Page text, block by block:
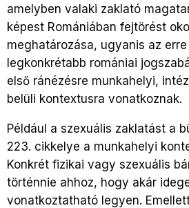
amelyben valaki zaklató
képest Romániában fejtörést
meghatározása, ugyanis az
legkonkrétabb romániai
első ránézésre munkahelyi,
belüli kontextusra vonatkoznak.
Például a szexuális zaklatást a
223. cikkelye a munkahelyi
Konkrét fizikai vagy szexuális
történnie ahhoz, hogy akár
vonatkoztatható legyen.